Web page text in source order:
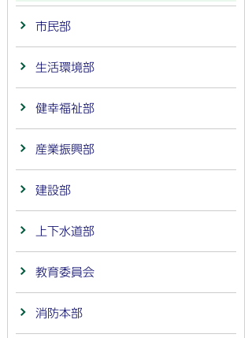
市民部
生活環境部
健幸福祉部
産業振興部
建設部
上下水道部
教育委員会
消防本部